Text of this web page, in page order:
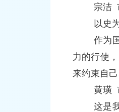
宗洁
以史
作为
力的行使
来约束自
黄璜
这是